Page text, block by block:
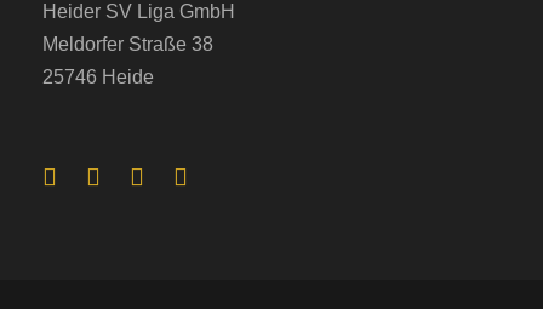
Heider SV Liga GmbH
Meldorfer Straße 38
25746 Heide